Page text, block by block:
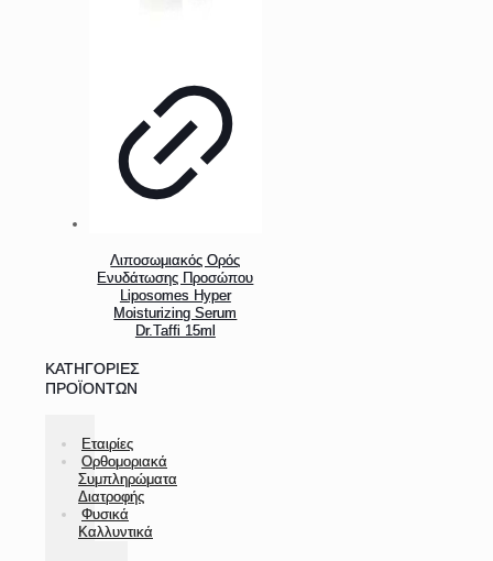
Λιποσωμιακός Ορός
Ενυδάτωσης Προσώπου
Liposomes Hyper
Moisturizing Serum
Dr.Taffi 15ml
ΚΑΤΗΓΟΡΊΕΣ
ΠΡΟΪΌΝΤΩΝ
Εταιρίες
Ορθομοριακά
Συμπληρώματα
Διατροφής
Φυσικά
Καλλυντικά